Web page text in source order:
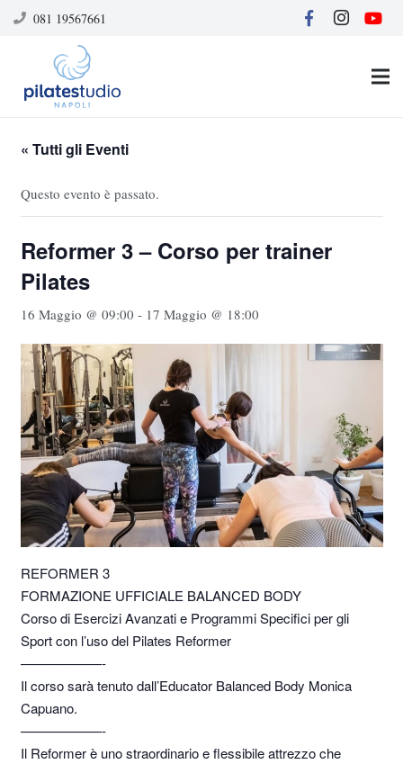
081 19567661
« Tutti gli Eventi
Questo evento è passato.
Reformer 3 – Corso per trainer
Pilates
16 Maggio @ 09:00 - 17 Maggio @ 18:00
REFORMER 3
FORMAZIONE UFFICIALE BALANCED BODY
Corso di Esercizi Avanzati e Programmi Specifici per gli
Sport con l’uso del Pilates Reformer
——————-
Il corso sarà tenuto dall’Educator Balanced Body Monica
Capuano.
——————-
Il Reformer è uno straordinario e flessibile attrezzo che